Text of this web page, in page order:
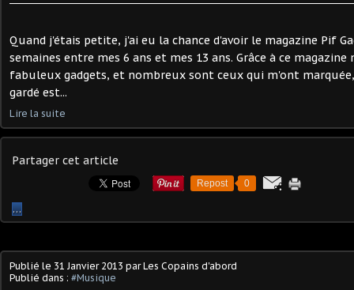
Quand j'étais petite, j'ai eu la chance d'avoir le magazine Pif
semaines entre mes 6 ans et mes 13 ans. Grâce à ce
fabuleux gadgets, et nombreux sont ceux qui m'ont
gardé est...
Lire la suite
Partager cet article
Repost 0
…
Publié le 31 Janvier 2013 par Les Copains d'abord
Publié dans : #Musique